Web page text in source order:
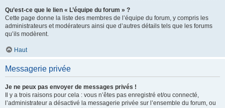
Qu’est-ce que le lien « L’équipe du forum » ?
Cette page donne la liste des membres de l’équipe du forum, y compris les
administrateurs et modérateurs ainsi que d’autres détails tels que les forums
qu’ils modèrent.
Haut
Messagerie privée
Je ne peux pas envoyer de messages privés !
Il y a trois raisons pour cela : vous n’êtes pas enregistré et/ou connecté,
l’administrateur a désactivé la messagerie privée sur l’ensemble du forum, ou